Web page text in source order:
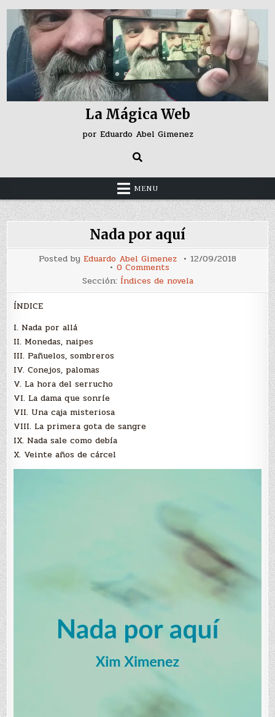
Skip
content
La Mágica Web
por Eduardo Abel Gimenez
MENU
Nada por aquí
Posted by Eduardo Abel Gimenez 12/09/2018
0 Commentson
Nada
por
aquí
Sección: Índices de novela
ÍNDICE
I. Nada por allá
II. Monedas, naipes
III. Pañuelos, sombreros
IV. Conejos, palomas
V. La hora del serrucho
VI. La dama que sonríe
VII. Una caja misteriosa
VIII. La primera gota de sangre
IX. Nada sale como debía
X. Veinte años de cárcel